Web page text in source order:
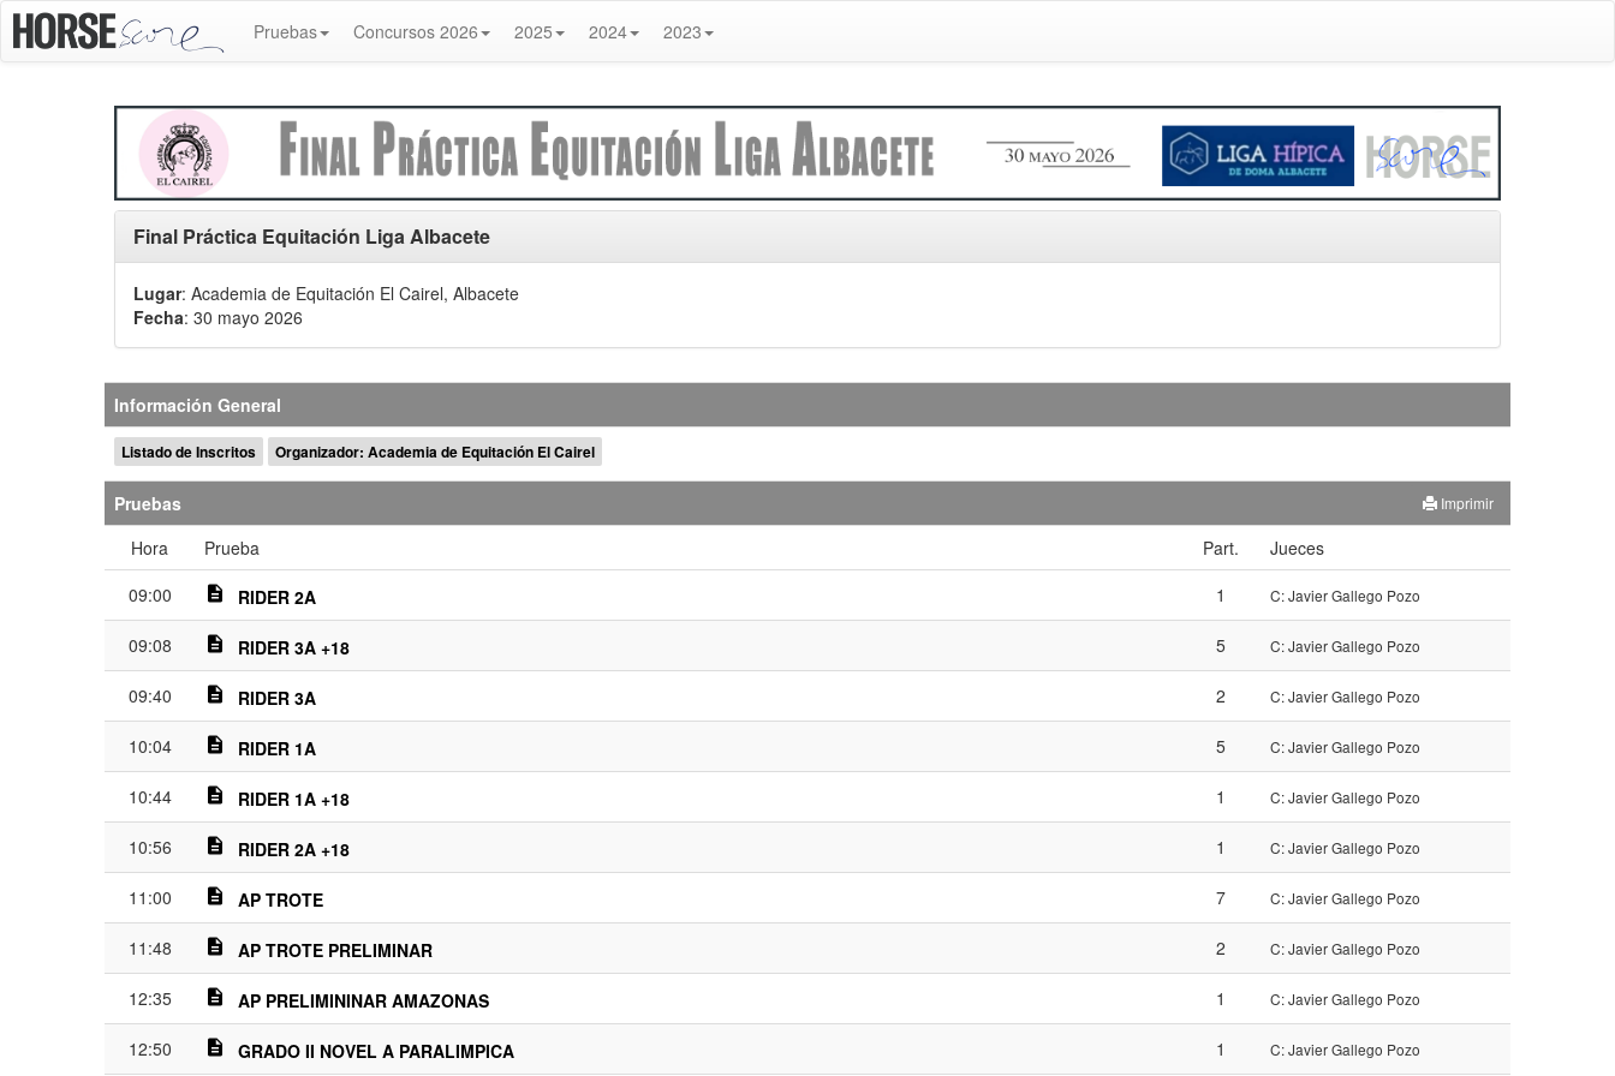
Pruebas Concursos 2026 2025 2024 2023
Final Práctica Equitación Liga Albacete
Lugar: Academia de Equitación El Cairel, Albacete
Fecha: 30 mayo 2026
Información General
Listado de Inscritos Organizador: Academia de Equitación El Cairel
Pruebas Imprimir
Hora Prueba Part.
Jueces
09:00
description RIDER 2A 1 C: Javier Gallego Pozo
09:08 description RIDER 3A +18 5 C: Javier Gallego Pozo
09:40 description RIDER 3A 2 C: Javier Gallego Pozo
10:04 description RIDER 1A 5 C: Javier Gallego Pozo
10:44 description RIDER 1A +18 1 C: Javier Gallego Pozo
10:56 description RIDER 2A +18 1 C: Javier Gallego Pozo
11:00 description AP TROTE 7 C: Javier Gallego Pozo
11:48 description AP TROTE PRELIMINAR 2 C: Javier Gallego Pozo
12:35 description AP PRELIMININAR AMAZONAS 1 C: Javier Gallego Pozo
12:50 description GRADO II NOVEL A PARALIMPICA 1 C: Javier Gallego Pozo